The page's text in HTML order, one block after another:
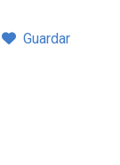
Guardar